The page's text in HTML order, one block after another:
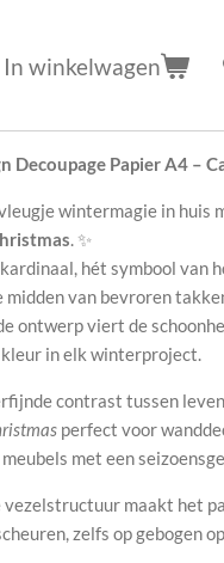
In winkelwagen
Decoupage Papier A4 –
wintermagie in huis
. ✨
hét symbool van
van bevroren
ontwerp viert de
in elk winterproject.
contrast tussen
perfect voor
met een
vezelstructuur maakt het
zelfs op gebogen